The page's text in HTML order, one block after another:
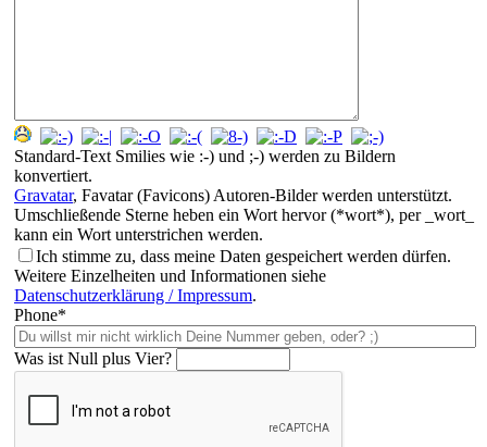
Standard-Text Smilies wie :-) und ;-) werden zu Bildern
konvertiert.
Gravatar, Favatar (Favicons) Autoren-Bilder werden unterstützt.
Umschließende Sterne heben ein Wort hervor (*wort*), per _wort_
kann ein Wort unterstrichen werden.
Ich stimme zu, dass meine Daten gespeichert werden dürfen.
Weitere Einzelheiten und Informationen siehe
Datenschutzerklärung / Impressum.
Phone*
Was ist Null plus Vier?